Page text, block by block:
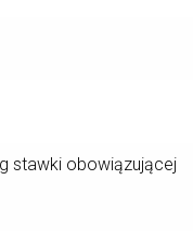
stawki obowiązującej